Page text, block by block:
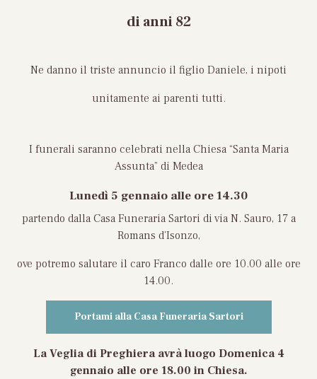
di anni 82
Ne danno il triste annuncio il figlio Daniele, i nipoti
unitamente ai parenti tutti.
I funerali saranno celebrati nella Chiesa “Santa Maria
Assunta” di Medea
Lunedì 5 gennaio alle ore 14.30
partendo dalla Casa Funeraria Sartori di via N. Sauro, 17 a
Romans d’Isonzo,
ove potremo salutare il caro Franco dalle ore 10.00 alle ore
14.00.
Portami alla Casa Funeraria Sartori
La Veglia di Preghiera avrà luogo Domenica4
gennaio alle ore 18.00 in Chiesa.